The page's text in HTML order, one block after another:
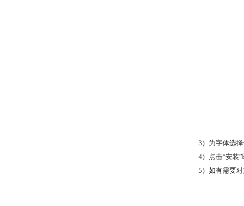
3）为字体选
4）点击“安装
5）如有需要